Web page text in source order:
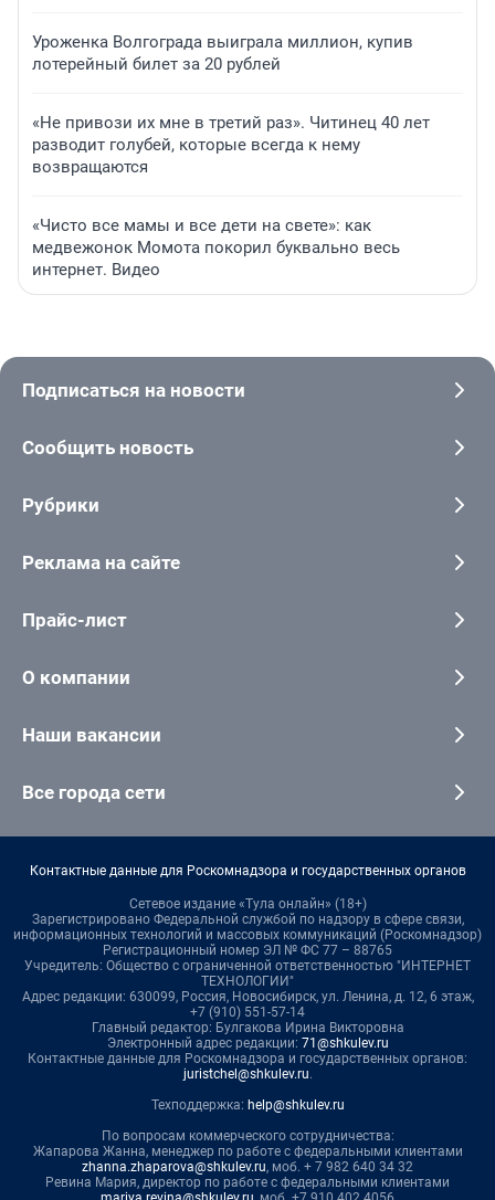
Уроженка Волгограда выиграла миллион, купив
лотерейный билет за 20 рублей
«Не привози их мне в третий раз». Читинец 40 лет
разводит голубей, которые всегда к нему
возвращаются
«Чисто все мамы и все дети на свете»: как
медвежонок Момота покорил буквально весь
интернет. Видео
Подписаться на новости
Сообщить новость
Рубрики
Реклама на сайте
Прайс-лист
О компании
Наши вакансии
Все города сети
Контактные данные для Роскомнадзора и государственных органов
Сетевое издание «Тула онлайн» (18+)
Зарегистрировано Федеральной службой по надзору в сфере связи,
информационных технологий и массовых коммуникаций (Роскомнадзор)
Регистрационный номер ЭЛ № ФС 77 – 88765
Учредитель: Общество с ограниченной ответственностью "ИНТЕРНЕТ
ТЕХНОЛОГИИ"
Адрес редакции: 630099, Россия, Новосибирск, ул. Ленина, д. 12, 6 этаж,
+7 (910) 551-57-14
Главный редактор: Булгакова Ирина Викторовна
Электронный адрес редакции: 71@shkulev.ru
Контактные данные для Роскомнадзора и государственных органов:
juristchel@shkulev.ru.
Техподдержка: help@shkulev.ru
По вопросам коммерческого сотрудничества:
Жапарова Жанна, менеджер по работе с федеральными клиентами
zhanna.zhaparova@shkulev.ru, моб. + 7 982 640 34 32
Ревина Мария, директор по работе с федеральными клиентами